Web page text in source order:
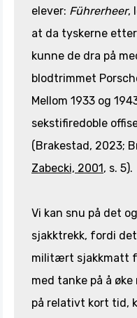
elever: Führerheer,
at da tyskerne
kunne de dra på
blodtrimmet
Mellom 1933 og
sekstifiredoble
(Brakestad, 2023;
Zabecki, 2001 , s. 5).
Vi kan snu på det
sjakktrekk, fordi
militært sjakkmatt
med tanke på å
på relativt kort tid,